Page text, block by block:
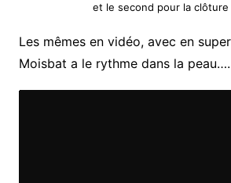
et le second pour la clôture
Les mêmes en vidéo, avec en
Moisbat a le rythme dans la peau….